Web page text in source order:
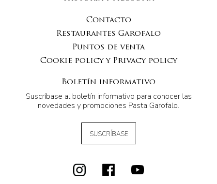
Contacto
Restaurantes Garofalo
Puntos de venta
Cookie policy y Privacy policy
Boletín informativo
Suscríbase al boletín informativo para conocer las
novedades y promociones Pasta Garofalo.
SUSCRÍBASE